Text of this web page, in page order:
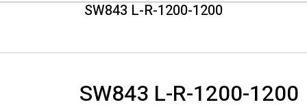
SW843 L-R-1200-1200
SW843 L-R-1200-1200